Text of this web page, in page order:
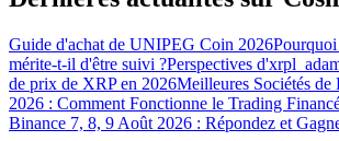
Guide d'achat de UNIPEG Coin 2026
mérite-t-il d'être suivi ?Perspectives
de prix de XRP en 2026Meilleures Sociétés
2026 : Comment Fonctionne le Trading
Binance 7, 8, 9 Août 2026 : Répondez et